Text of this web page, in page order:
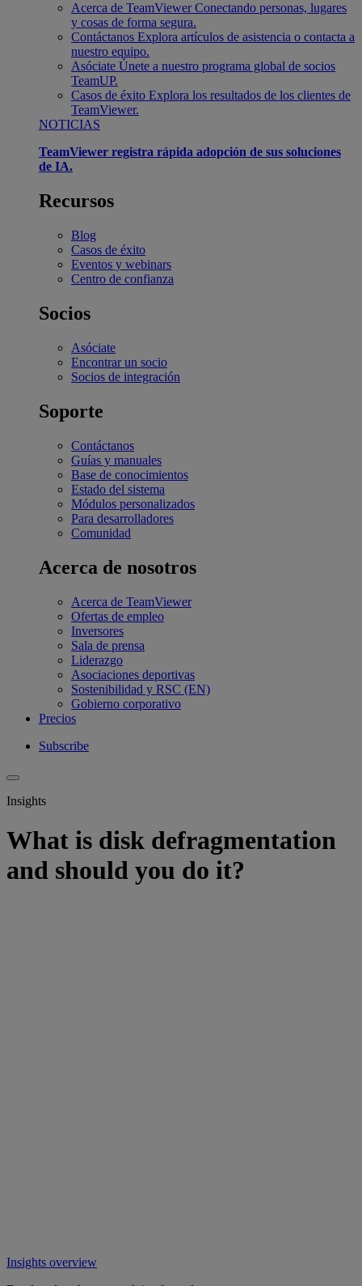
Acerca de TeamViewer Conectando personas, lugares
y cosas de forma segura.
Contáctanos Explora artículos de asistencia o contacta a
nuestro equipo.
Asóciate Únete a nuestro programa global de socios
TeamUP.
Casos de éxito Explora los resultados de los clientes de
TeamViewer.
NOTICIAS
TeamViewer registra rápida adopción de sus soluciones
de IA.
Recursos
Blog
Casos de éxito
Eventos y webinars
Centro de confianza
Socios
Asóciate
Encontrar un socio
Socios de integración
Soporte
Contáctanos
Guías y manuales
Base de conocimientos
Estado del sistema
Módulos personalizados
Para desarrolladores
Comunidad
Acerca de nosotros
Acerca de TeamViewer
Ofertas de empleo
Inversores
Sala de prensa
Liderazgo
Asociaciones deportivas
Sostenibilidad y RSC (EN)
Gobierno corporativo
Precios
Subscribe
Insights
What is disk defragmentation
and should you do it?
Insights overview